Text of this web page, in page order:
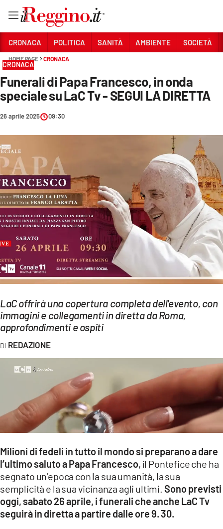
Sezioni
CRONACA
AMBIENTE
SOCIETÀ
CULTURA
ECONOMIA E LAVORO
Streaming
LAC TV
LAC NETWORK
LAC ONAIR
LaC
LACPLAY.IT
LACTV.IT
LACITYMAG.IT
ILREGGINO.IT
COSENZACHANNEL.IT
CRONACA POLITICA SANITÀ AMBIENTE SOCIETÀ
HOME PAGE CRONACA
CRONACA
Funerali di Papa Francesco, in onda
speciale su LaC Tv - SEGUI LA DIRETTA
26 aprile 2025 09:30
LaC offrirà una copertura completa dell'evento, con
immagini e collegamenti in diretta da Roma,
approfondimenti e ospiti
REDAZIONE
Milioni di fedeli in tutto il mondo si preparano a dare
l’ultimo saluto a Papa Francesco, il Pontefice che ha
segnato un’epoca con la sua umanità, la sua
semplicità e la sua vicinanza agli ultimi. Sono previsti
oggi, sabato 26 aprile, i funerali che anche LaC Tv
seguirà in diretta a partire dalle ore 9. 30.